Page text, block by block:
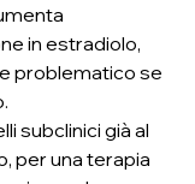
in estradiolo,
problematico se
subclinici già al
per una terapia